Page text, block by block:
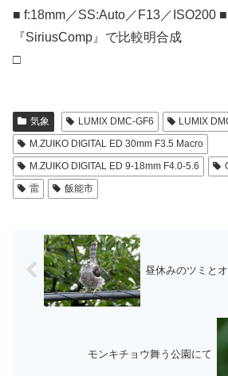
■ f:18mm／SS:Auto／F13／ISO200
『SiriusComp』で比較明合成
□
気象 LUMIX DMC-GF6
LUMIX
M.ZUIKO DIGITAL ED 30mm F3.5 Macro
M.ZUIKO DIGITAL ED 9-18mm F4.0-5.6
雷
飯能市
昼休みのツミと
モンキチョウ舞う公園にて